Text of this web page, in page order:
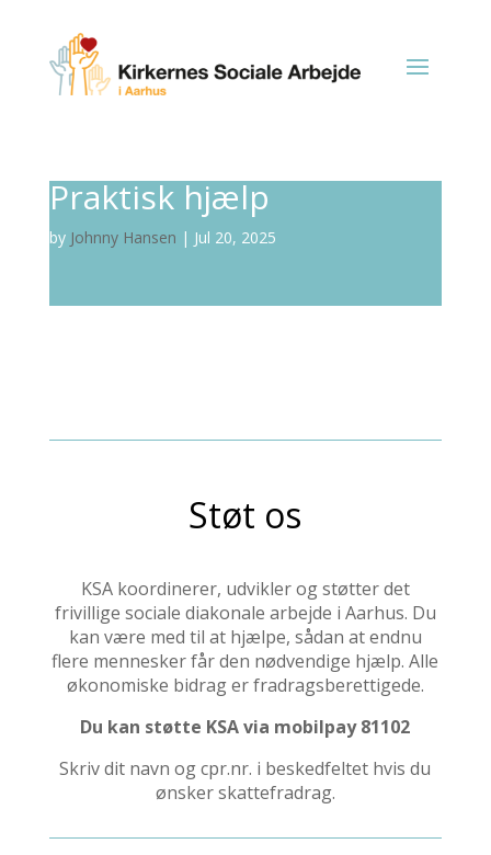
Praktisk hjælp
by Johnny Hansen | Jul 20, 2025
Støt os
KSA koordinerer, udvikler og støtter det
frivillige sociale diakonale arbejde i Aarhus. Du
kan være med til at hjælpe, sådan at endnu
flere mennesker får den nødvendige hjælp. Alle
økonomiske bidrag er fradragsberettigede.
Du kan støtte KSA via mobilpay 81102
Skriv dit navn og cpr.nr. i beskedfeltet hvis du
ønsker skattefradrag.